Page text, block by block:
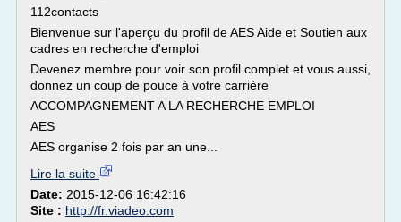
112contacts
Bienvenue sur l'aperçu du profil de AES Aide et Soutien aux
cadres en recherche d'emploi
Devenez membre pour voir son profil complet et vous aussi,
donnez un coup de pouce à votre carrière
ACCOMPAGNEMENT A LA RECHERCHE EMPLOI
AES
AES organise 2 fois par an une...
Lire la suite
Date: 2015-12-06 16:42:16
Site : http://fr.viadeo.com